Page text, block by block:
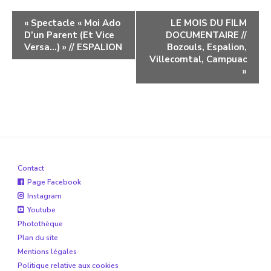
Navigation
évènement
« Spectacle « Moi Ado
D’un Parent (et Vice
Versa…) » // ESPALION
LE MOIS DU FILM
DOCUMENTAIRE //
Bozouls, Espalion,
Villecomtal, Campuac
»
Contact
Page Facebook
Instagram
Youtube
Photothèque
Plan du site
Mentions légales
Politique relative aux cookies